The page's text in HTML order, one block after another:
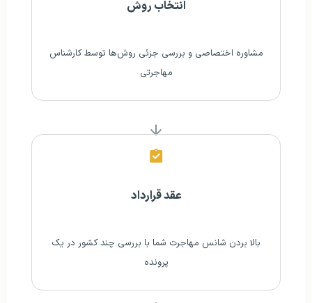
انتخاب روش
مشاوره اختصاصی و بررسی جزئی روش‌ها توسط کارشناس
مهاجرتی
عقد قرارداد
بالا بردن شانس مهاجرت شما با بررسی چند کشور در یک
پرونده